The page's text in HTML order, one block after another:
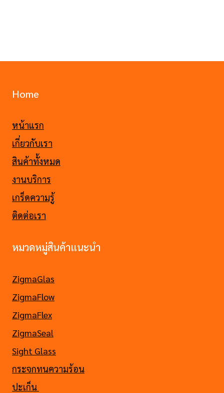
Home
หน้าแรก
เกี่ยวกับเรา
สินค้าทั้งหมด
งานบริการ
เกร็ดความรู้
ติดต่อเรา
หมวดหมู่สินค้าแนะนำ
ZigmaGlas
ZigmaFlow
ZigmaFlex
ZigmaSeal
Sight Glass
กระจกทนความร้อน
ปะเก็น